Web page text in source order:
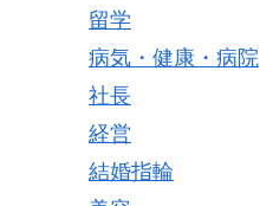
留学
病気・健康・病院
社長
経営
結婚指輪